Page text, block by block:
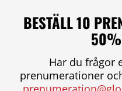
BESTÄLL 10
50%
Har du frågor
prenumerationer